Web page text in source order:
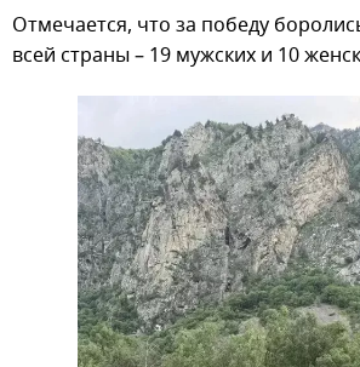
Отмечается, что за победу
всей страны – 19 мужских и 10